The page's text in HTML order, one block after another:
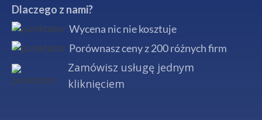
Dlaczego z nami?
Wycena nic nie kosztuje
Porównasz ceny z 200 różnych firm
Zamówisz usługę jednym
kliknięciem